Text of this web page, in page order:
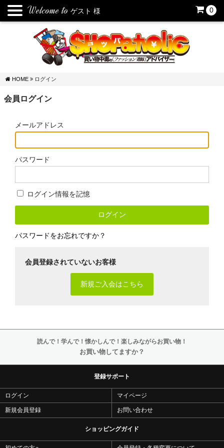
Welcome to ゲスト 様 0
HOME ログイン
会員ログイン
メールアドレス
パスワード
ログイン情報を記憶
パスワードをお忘れですか？
会員登録されていないお客様
新規ご入会はこちら
読んで！学んで！懐かしんで！楽しみながらお買い物！
お買い物してますか？
登録サポート
ログイン マイページ
新規会員登録 お問い合わせ
ショッピングガイド